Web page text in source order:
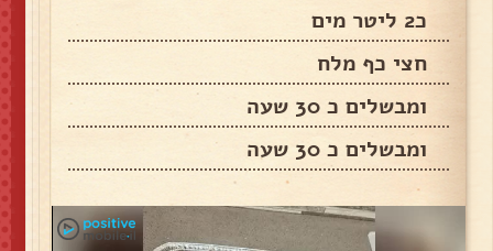
כ2 ליטר מים
חצי כף מלח
ומבשלים כ 30 שעה
ומבשלים כ 30 שעה